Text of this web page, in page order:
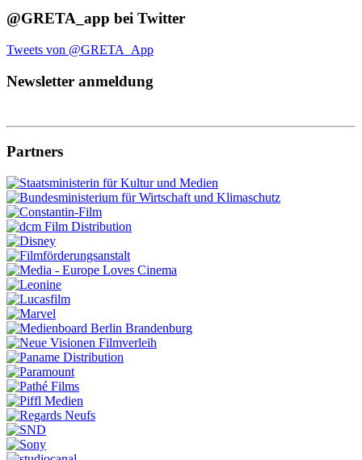
@GRETA_app bei Twitter
Tweets von @GRETA_App
Newsletter anmeldung
Partners